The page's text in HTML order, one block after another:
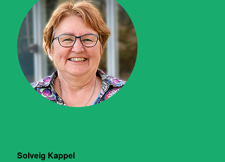
Solveig Kappel